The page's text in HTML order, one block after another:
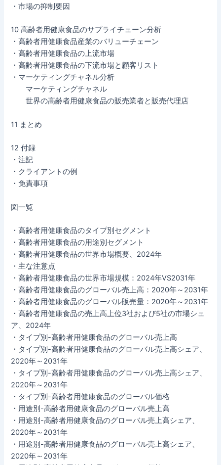
・市場の抑制要因
10 高齢者用健康食品のサプライチェーン分析
・高齢者用健康食品産業のバリューチェーン
・高齢者用健康食品の上流市場
・高齢者用健康食品の下流市場と顧客リスト
・マーケティングチャネル分析
マーケティングチャネル
世界の高齢者用健康食品の販売業者と販売代理店
11 まとめ
12 付録
・注記
・クライアントの例
・免責事項
図一覧
・高齢者用健康食品のタイプ別セグメント
・高齢者用健康食品の用途別セグメント
・高齢者用健康食品の世界市場概要、2024年
・主な注意点
・高齢者用健康食品の世界市場規模：2024年VS2031年
・高齢者用健康食品のグローバル売上高：2020年～2031年
・高齢者用健康食品のグローバル販売量：2020年～2031年
・高齢者用健康食品の売上高上位3社および5社の市場シェ
ア、2024年
・タイプ別-高齢者用健康食品のグローバル売上高
・タイプ別-高齢者用健康食品のグローバル売上高シェア、
2020年～2031年
・タイプ別-高齢者用健康食品のグローバル売上高シェア、
2020年～2031年
・タイプ別-高齢者用健康食品のグローバル価格
・用途別-高齢者用健康食品のグローバル売上高
・用途別-高齢者用健康食品のグローバル売上高シェア、
2020年～2031年
・用途別-高齢者用健康食品のグローバル売上高シェア、
2020年～2031年